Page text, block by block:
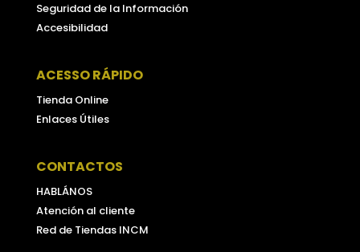
Seguridad de la Información
Accesibilidad
ACESSO RÁPIDO
Tienda Online
Enlaces Útiles
CONTACTOS
HABLÁNOS
Atención al cliente
Red de Tiendas INCM